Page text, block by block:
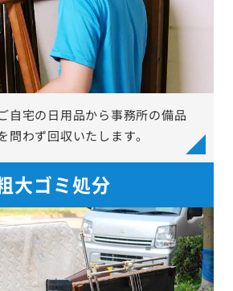
自宅の日用品から事務所の備品
問わず回収いたします。
大ゴミ処分